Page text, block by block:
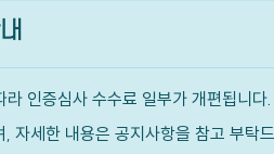
인증심사 수수료 일부가 개편됩니다.
세한 내용은 공지사항을 참고 부탁